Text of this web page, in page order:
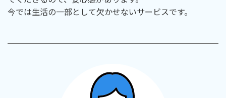
今では生活の一部として欠かせないサービスです。